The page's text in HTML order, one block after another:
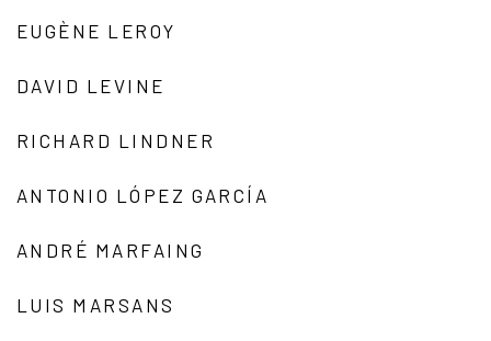
EUGÈNE LEROY
DAVID LEVINE
RICHARD LINDNER
ANTONIO LÓPEZ GARCÍA
ANDRÉ MARFAING
LUIS MARSANS